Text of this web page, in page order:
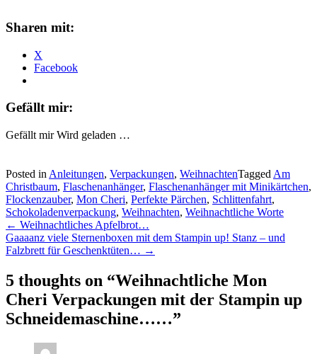
Sharen mit:
X
Facebook
Gefällt mir:
Gefällt mir Wird geladen …
Posted in Anleitungen, Verpackungen, WeihnachtenTagged Am
Christbaum, Flaschenanhänger, Flaschenanhänger mit Minikärtchen,
Flockenzauber, Mon Cheri, Perfekte Pärchen, Schlittenfahrt,
Schokoladenverpackung, Weihnachten, Weihnachtliche Worte
Post
navigation
← Weihnachtliches Apfelbrot…
Gaaaanz viele Sternenboxen mit dem Stampin up! Stanz – und
Falzbrett für Geschenktüten… →
5 thoughts on “Weihnachtliche Mon
Cheri Verpackungen mit der Stampin up
Schneidemaschine……”